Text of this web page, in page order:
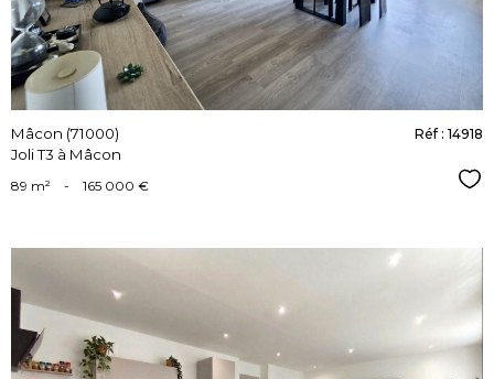
Mâcon (71000)
Joli T3 à Mâcon
Réf : 14918
89 m² - 165 000 €